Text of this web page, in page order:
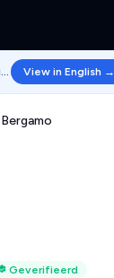
This page is in Dutch. View in English →
Bergamo
Geverifieerd